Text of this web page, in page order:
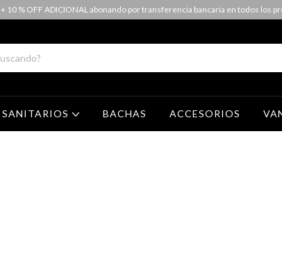
+ 10 % OFF ADICIONAL abonando por transferencia bancaria en todos los
SANITARIOS BACHAS ACCESORIOS